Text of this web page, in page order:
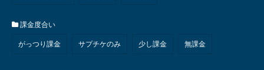
課金度合い
がっつり課金 サプチケのみ 少し課金 無課金